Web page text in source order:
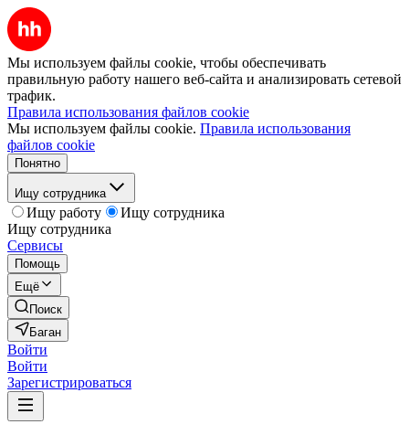
Мы используем файлы cookie, чтобы обеспечивать
правильную работу нашего веб-сайта и анализировать сетевой
трафик.
Правила использования файлов cookie
Мы используем файлы cookie. Правила использования
файлов cookie
Понятно
Ищу сотрудника
Ищу работу
Ищу сотрудника
Ищу сотрудника
Сервисы
Помощь
Ещё
Поиск
Баган
Войти
Войти
Зарегистрироваться